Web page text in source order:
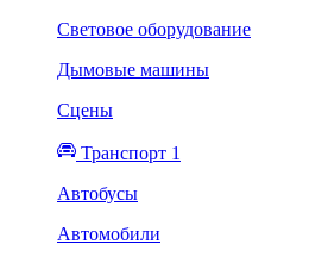
Световое оборудование
Дымовые машины
Сцены
Транспорт 1
Автобусы
Автомобили